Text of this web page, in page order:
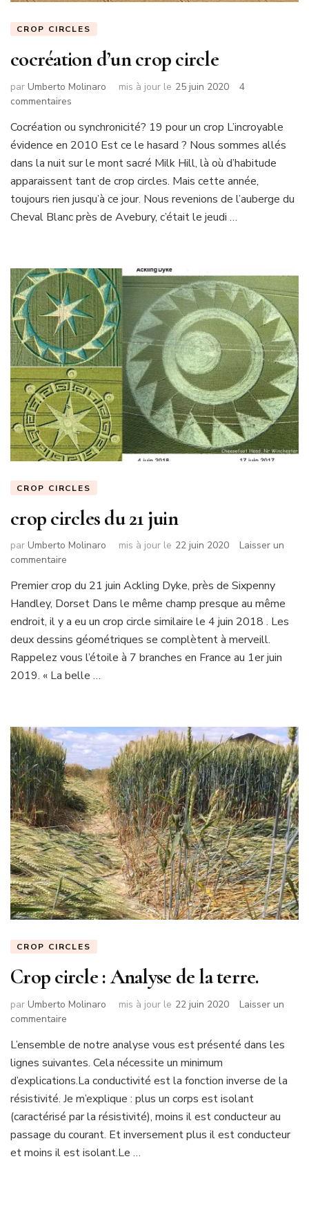
CROP CIRCLES
cocréation d’un crop circle
par Umberto Molinaro mis à jour le 25 juin 2020
4
commentaires
d’un
crop
circle
Cocréation ou synchronicité? 19 pour un crop L’incroyable
évidence en 2010 Est ce le hasard ? Nous sommes allés
dans la nuit sur le mont sacré Milk Hill, là où d’habitude
apparaissent tant de crop circles. Mais cette année,
toujours rien jusqu’à ce jour. Nous revenions de l’auberge du
Cheval Blanc près de Avebury, c’était le jeudi …
CROP CIRCLES
crop circles du 21 juin
par Umberto Molinaro mis à jour le 22 juin 2020
Laisser un
commentaire
circles
du
21
Premier crop du 21 juin Ackling Dyke, près de Sixpenny
Handley, Dorset Dans le même champ presque au même
endroit, il y a eu un crop circle similaire le 4 juin 2018 . Les
deux dessins géométriques se complètent à merveill.
Rappelez vous l’étoile à 7 branches en France au 1er juin
2019. « La belle …
CROP CIRCLES
Crop circle : Analyse de la terre.
par Umberto Molinaro mis à jour le 22 juin 2020
Laisser un
commentaire
circle
:
Analyse
la
terre.
L’ensemble de notre analyse vous est présenté dans les
lignes suivantes. Cela nécessite un minimum
d’explications.La conductivité est la fonction inverse de la
résistivité. Je m’explique : plus un corps est isolant
(caractérisé par la résistivité), moins il est conducteur au
passage du courant. Et inversement plus il est conducteur
et moins il est isolant.Le …